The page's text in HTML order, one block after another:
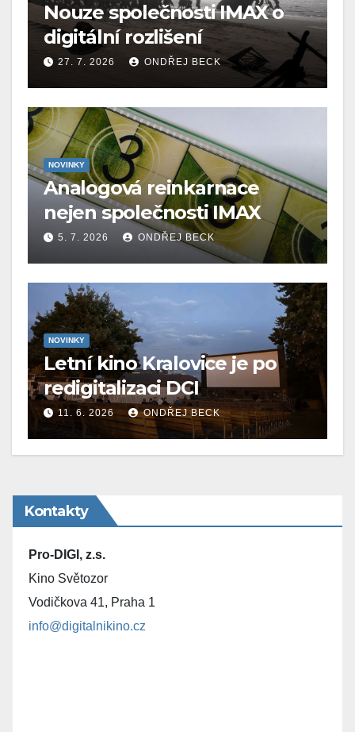
Nouze společnosti IMAX o
digitální rozlišení
27. 7. 2026 ONDŘEJ BECK
NOVINKY
Analogová reinkarnace
nejen společnosti IMAX
5. 7. 2026 ONDŘEJ BECK
NOVINKY
Letní kino Kralovice je po
redigitalizaci DCI
11. 6. 2026 ONDŘEJ BECK
Kontakty
Pro-DIGI, z.s.
Kino Světozor
Vodičkova 41, Praha 1
info@digitalnikino.cz